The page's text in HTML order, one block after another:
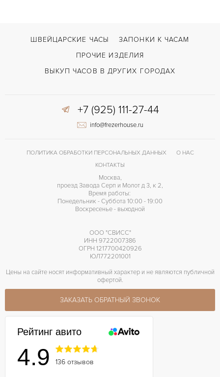
ВОЗМОЖНОСТИ ДОСТАВКИ
ЦВЕТ БРАСЛЕТА
ШВЕЙЦАРСКИЕ ЧАСЫ
ЗАПОНКИ К ЧАСАМ
ПРОЧИЕ ИЗДЕЛИЯ
ВЫКУП ЧАСОВ В ДРУГИХ ГОРОДАХ
+7 (925) 111-27-44
info@frezerhouse.ru
ПОЛИТИКА ОБРАБОТКИ ПЕРСОНАЛЬНЫХ ДАННЫХ
О НАС
КОНТАКТЫ
Москва,
проезд Завода Серп и Молот д 3, к 2,
Время работы:
Понедельник - Суббота 10:00 - 19:00
Воскресенье - выходной
ООО "СВИСС"
ИНН 9722007386
ОГРН 1217700420926
ЮЛ772201001
Цены на сайте носят информативный характер и не являются публичной
офертой.
ЗАКАЗАТЬ ОБРАТНЫЙ ЗВОНОК
Рейтинг авито
4.9 136 отзывов